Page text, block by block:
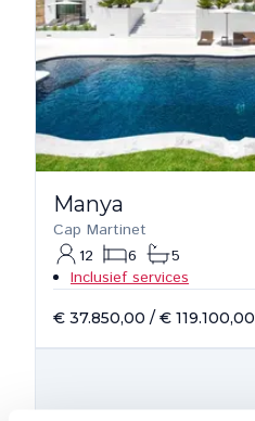
Manya
Cap Martinet
12
6
5
Inclusief services
€ 37.850,00 / € 119.100,00